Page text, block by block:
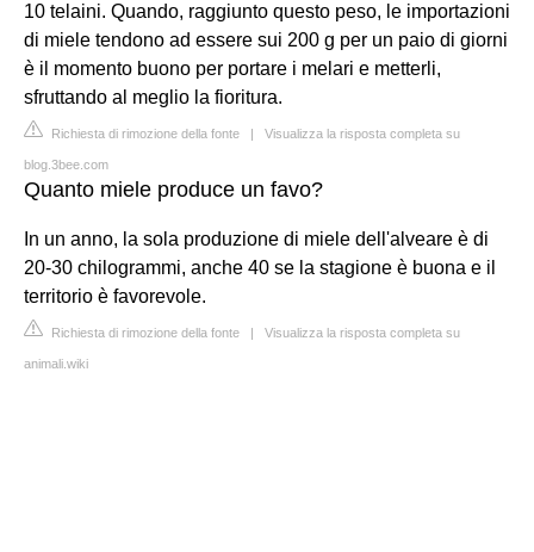
10 telaini. Quando, raggiunto questo peso, le importazioni
di miele tendono ad essere sui 200 g per un paio di giorni
è il momento buono per portare i melari e metterli,
sfruttando al meglio la fioritura.
Richiesta di rimozione della fonte | Visualizza la risposta completa su
blog.3bee.com
Quanto miele produce un favo?
In un anno, la sola produzione di miele dell'alveare è di
20-30 chilogrammi, anche 40 se la stagione è buona e il
territorio è favorevole.
Richiesta di rimozione della fonte | Visualizza la risposta completa su
animali.wiki